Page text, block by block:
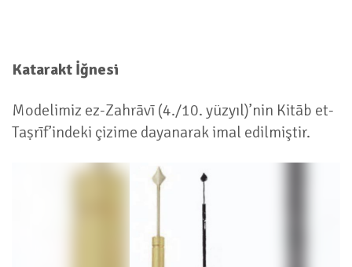
Katarakt İğnesi
Modelimiz ez-Zahrāvī (4./10. yüzyıl)’nin Kitāb et-
Taṣrīf’indeki çizime dayanarak imal edilmiştir.